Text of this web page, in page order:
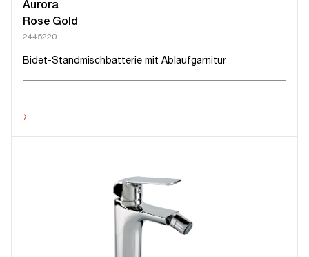
Aurora
Rose Gold
2445220
Bidet-Standmischbatterie mit Ablaufgarnitur
›